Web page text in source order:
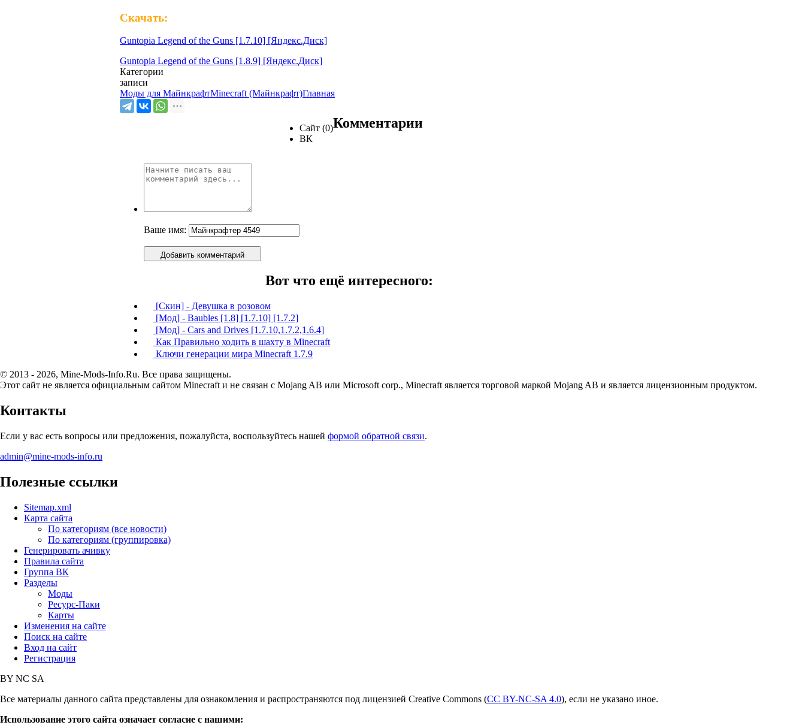
Скачать:
Guntopia Legend of the Guns [1.7.10] [Яндекс.Диск]
Guntopia Legend of the Guns [1.8.9] [Яндекс.Диск]
Категории
записи
Моды для МайнкрафтMinecraft (Майнкрафт)Главная
Сайт (0)
ВК
Комментарии
Ваше имя:
Добавить комментарий
Вот что ещё интересного:
[Скин] - Девушка в розовом
[Мод] - Baubles [1.8] [1.7.10] [1.7.2]
[Мод] - Cars and Drives [1.7.10,1.7.2,1.6.4]
Как Правильно ходить в шахту в Minecraft
Ключи генерации мира Minecraft 1.7.9
© 2013 - 2026, Mine-Mods-Info.Ru. Все права защищены.
Этот сайт не является официальным сайтом Minecraft и не связан с Mojang AB или Microsoft corp., Minecraft является торговой маркой Mojang AB и является лицензионным продуктом.
Контакты
Если у вас есть вопросы или предложения, пожалуйста, воспользуйтесь нашей формой обратной связи.
admin@mine-mods-info.ru
Полезные ссылки
Sitemap.xml
Карта сайта
По категориям (все новости)
По категориям (группировка)
Генерировать ачивку
Правила сайта
Группа ВК
Разделы
Моды
Ресурс-Паки
Карты
Изменения на сайте
Поиск на сайте
Вход на сайт
Регистрация
BY NC SA
Все материалы данного сайта представлены для ознакомления и распространяются под лицензией Creative Commons (CC BY-NC-SA 4.0), если не указано иное.
Использование этого сайта означает согласие с нашими: